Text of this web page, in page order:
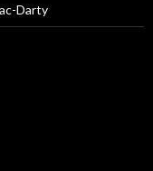
Darty